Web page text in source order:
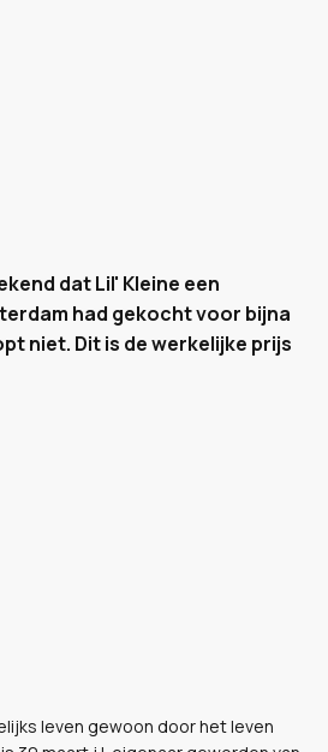
dat Lil' Kleine een
had gekocht voor bijna
niet. Dit is de werkelijke prijs
leven gewoon door het leven